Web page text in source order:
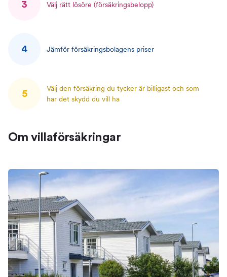
3 Välj rätt lösöre (försäkringsbelopp)
4 Jämför försäkringsbolagens priser
5
Välj den försäkring du tycker är billigast och som
har det skydd du vill ha
Om villaförsäkringar